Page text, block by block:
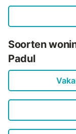
Soorten
Padul